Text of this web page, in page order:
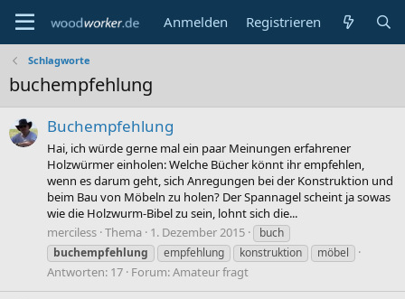
Anmelden Registrieren
Schlagworte
buchempfehlung
Buchempfehlung
Hai, ich würde gerne mal ein paar Meinungen erfahrener
Holzwürmer einholen: Welche Bücher könnt ihr empfehlen,
wenn es darum geht, sich Anregungen bei der Konstruktion und
beim Bau von Möbeln zu holen? Der Spannagel scheint ja sowas
wie die Holzwurm-Bibel zu sein, lohnt sich die...
merciless Thema 1. Dezember 2015
buch
buchempfehlung
empfehlung konstruktion möbel
Antworten: 17 Forum:Amateur fragt